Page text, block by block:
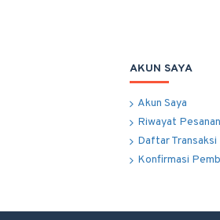
AKUN SAYA
Akun Saya
Riwayat Pesanan
Daftar Transaksi
Konfirmasi